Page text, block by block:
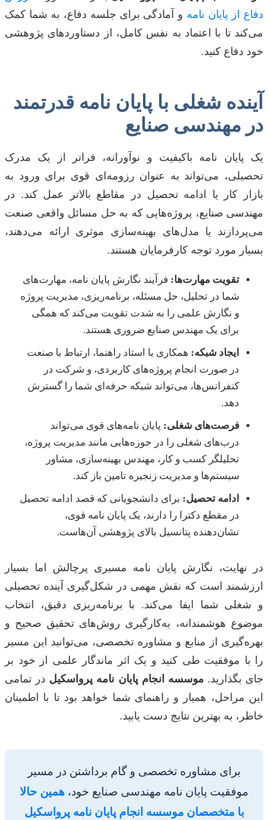
دفاع از پایان نامه و آمادگی برای جلسه دفاع، به شما کمک
می‌کند تا با اعتماد به نفس کامل، از دستاوردهای پژوهشی
خود دفاع کنید.
آینده شغلی با پایان نامه قدرتمند
در مهندسی صنایع
یک پایان نامه باکیفیت و نوآورانه، فراتر از یک مدرک
تحصیلی، می‌تواند به عنوان رزومه‌ای قوی برای ورود به
بازار کار یا ادامه تحصیل در مقاطع بالاتر عمل کند. در
مهندسی صنایع، پروژه‌هایی که به حل مسائل واقعی صنعت
می‌پردازند یا مدل‌های بهینه‌سازی موثری ارائه می‌دهند،
بسیار مورد توجه کارفرمایان هستند.
تقویت مهارت‌ها: فرآیند نگارش پایان نامه، مهارت‌های
شما در تحلیل، حل مسئله، برنامه‌ریزی، مدیریت پروژه
و نگارش علمی را به شدت تقویت می‌کند که همگی
برای یک مهندس صنایع ضروری هستند.
ایجاد شبکه: همکاری با استاد راهنما، ارتباط با صنعت
در صورت انجام پروژه‌های کاربردی، و شرکت در
کنفرانس‌ها، می‌تواند شبکه حرفه‌ای شما را گسترش
دهد.
فرصت‌های شغلی: پایان نامه‌های قوی می‌تواند
درب‌های شغلی را در حوزه‌هایی مانند مدیریت پروژه،
تحلیلگر کسب و کار، مهندس بهینه‌سازی، مشاور
سیستم‌ها و مدیریت زنجیره تامین باز کند.
ادامه تحصیل: برای دانشجویانی که قصد ادامه تحصیل
در مقطع دکترا را دارند، یک پایان نامه قوی،
نشان‌دهنده پتانسیل بالای پژوهشی آن‌هاست.
در نهایت، نگارش پایان نامه مسیری پرچالش اما بسیار
ارزشمند است که نقش مهمی در شکل‌گیری آینده تحصیلی
و شغلی شما ایفا می‌کند. با برنامه‌ریزی دقیق، انتخاب
موضوع هوشمندانه، به‌کارگیری روش‌های تحقیق صحیح و
بهره‌گیری از منابع و مشاوره تخصصی، می‌توانید این مسیر
را با موفقیت طی کنید و یک اثر ماندگار علمی از خود بر
جای بگذارید. موسسه انجام پایان نامه پرواسکیل در تمامی
این مراحل، همیار و راهنمای شما خواهد بود تا با اطمینان
خاطر، به بهترین نتایج دست یابید.
برای مشاوره تخصصی و گام برداشتن در مسیر
موفقیت پایان نامه مهندسی صنایع خود، همین حالا
با متخصصان موسسه انجام پایان نامه پرواسکیل